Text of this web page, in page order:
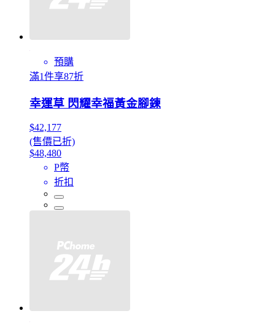
預購
滿1件享87折
幸運草 閃耀幸福黃金腳鍊
$42,177
(售價已折)
$48,480
P幣
折扣